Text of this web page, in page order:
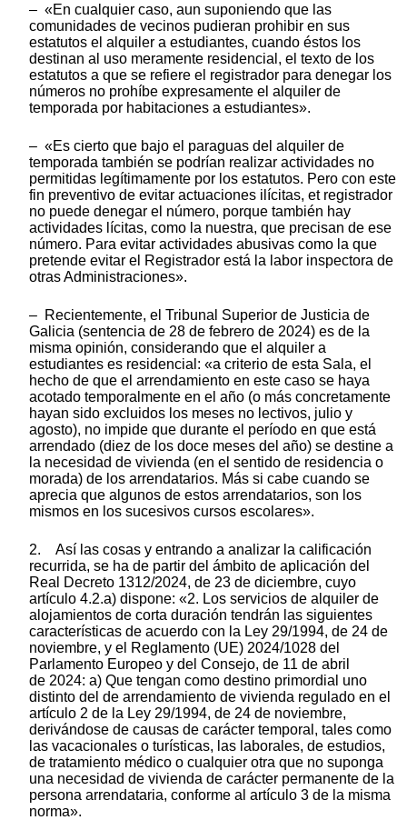
– «En cualquier caso, aun suponiendo que las
comunidades de vecinos pudieran prohibir en sus
estatutos el alquiler a estudiantes, cuando éstos los
destinan al uso meramente residencial, el texto de los
estatutos a que se refiere el registrador para denegar los
números no prohíbe expresamente el alquiler de
temporada por habitaciones a estudiantes».
– «Es cierto que bajo el paraguas del alquiler de
temporada también se podrían realizar actividades no
permitidas legítimamente por los estatutos. Pero con este
fin preventivo de evitar actuaciones ilícitas, et registrador
no puede denegar el número, porque también hay
actividades lícitas, como la nuestra, que precisan de ese
número. Para evitar actividades abusivas como la que
pretende evitar el Registrador está la labor inspectora de
otras Administraciones».
– Recientemente, el Tribunal Superior de Justicia de
Galicia (sentencia de 28 de febrero de 2024) es de la
misma opinión, considerando que el alquiler a
estudiantes es residencial: «a criterio de esta Sala, el
hecho de que el arrendamiento en este caso se haya
acotado temporalmente en el año (o más concretamente
hayan sido excluidos los meses no lectivos, julio y
agosto), no impide que durante el período en que está
arrendado (diez de los doce meses del año) se destine a
la necesidad de vivienda (en el sentido de residencia o
morada) de los arrendatarios. Más si cabe cuando se
aprecia que algunos de estos arrendatarios, son los
mismos en los sucesivos cursos escolares».
2. Así las cosas y entrando a analizar la calificación
recurrida, se ha de partir del ámbito de aplicación del
Real Decreto 1312/2024, de 23 de diciembre, cuyo
artículo 4.2.a) dispone: «2. Los servicios de alquiler de
alojamientos de corta duración tendrán las siguientes
características de acuerdo con la Ley 29/1994, de 24 de
noviembre, y el Reglamento (UE) 2024/1028 del
Parlamento Europeo y del Consejo, de 11 de abril
de 2024: a) Que tengan como destino primordial uno
distinto del de arrendamiento de vivienda regulado en el
artículo 2 de la Ley 29/1994, de 24 de noviembre,
derivándose de causas de carácter temporal, tales como
las vacacionales o turísticas, las laborales, de estudios,
de tratamiento médico o cualquier otra que no suponga
una necesidad de vivienda de carácter permanente de la
persona arrendataria, conforme al artículo 3 de la misma
norma».